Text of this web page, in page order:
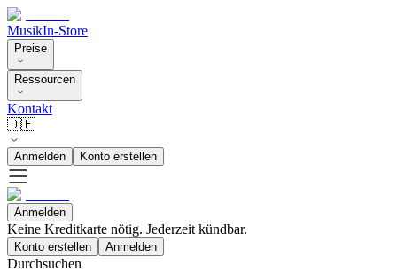
MusikIn-Store
Preise
Ressourcen
Kontakt
🇩🇪
Anmelden Konto erstellen
Anmelden
Keine Kreditkarte nötig. Jederzeit kündbar.
Konto erstellen Anmelden
Durchsuchen